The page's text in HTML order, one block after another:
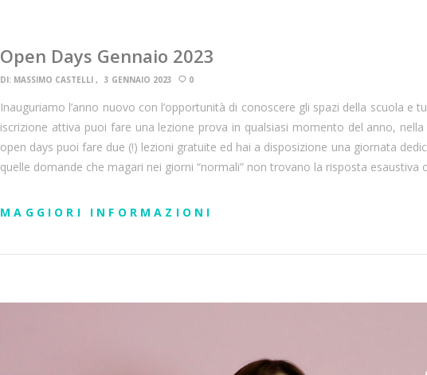
Open Days Gennaio 2023
DI: MASSIMO CASTELLI 3 GENNAIO 2023 0
Inauguriamo l’anno nuovo con l’opportunità di conoscere gli spazi della scuola e
iscrizione attiva puoi fare una lezione prova in qualsiasi momento del anno,
open days puoi fare due (!) lezioni gratuite ed hai a disposizione una giornata
quelle domande che magari nei giorni “normali” non trovano la risposta esaustiva
MAGGIORI INFORMAZIONI